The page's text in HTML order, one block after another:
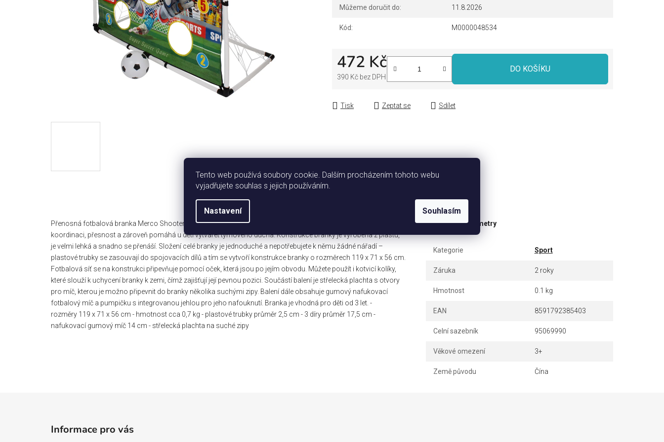
Tento web používá soubory cookie. Dalším procházením tohoto webu
vyjadřujete souhlas s jejich používáním.
Nastavení Souhlasím
Můžeme doručit do: 11.8.2026
Kód: M0000048534
472 Kč
390 Kč bez DPH
DO KOŠÍKU
Tisk Zeptat se Sdílet
Popis
Přenosná fotbalová branka Merco Shooter Kid zajistí vašim dětem zábavu na dlouhé hodiny. Rozvíjí pohybovou
koordinaci, přesnost a zároveň pomáhá u dětí vytvářet týmového ducha. Konstrukce branky je vyrobena z plastu,
je velmi lehká a snadno se přenáší. Složení celé branky je jednoduché a nepotřebujete k němu žádné nářadí –
plastové trubky se zasouvají do spojovacích dílů a tím se vytvoří konstrukce branky o rozměrech 119 x 71 x 56 cm.
Fotbalová síť se na konstrukci připevňuje pomocí oček, která jsou po jejím obvodu. Můžete použít i kotvicí kolíky,
které slouží k uchycení branky k zemi, čímž zajišťují její pevnou pozici. Součástí balení je střelecká plachta s otvory
pro míč, kterou je možno připevnit do branky několika suchými zipy. Balení dále obsahuje gumový nafukovací
fotbalový míč a pumpičku s integrovanou jehlou pro jeho nafouknutí. Branka je vhodná pro děti od 3 let. -
rozměry 119 x 71 x 56 cm - hmotnost cca 0,7 kg - plastové trubky průměr 2,5 cm - 3 díry průměr 17,5 cm -
nafukovací gumový míč 14 cm - střelecká plachta na suché zipy
Doplňkové parametry
Kategorie Sport
Záruka 2 roky
Hmotnost 0.1 kg
EAN 8591792385403
Celní sazebník 95069990
Věkové omezení 3+
Země původu Čína
Informace pro vás